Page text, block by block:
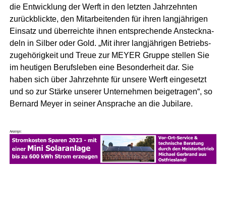
die Ent­wick­lung der Werft in den letz­ten Jahr­zehn­ten
zurück­blick­te, den Mit­ar­bei­ten­den für ihren lang­jäh­ri­gen
Ein­satz und über­reich­te ihnen ent­spre­chen­de Ansteck­na­
deln in Sil­ber oder Gold. „Mit ihrer lang­jäh­ri­gen Betriebs­
zu­ge­hö­rig­keit und Treue zur MEYER Grup­pe stel­len Sie
im heu­ti­gen Berufs­le­ben eine Beson­der­heit dar. Sie
haben sich über Jahr­zehn­te für unse­re Werft ein­ge­setzt
und so zur Stär­ke unse­rer Unter­neh­men bei­getra­gen“, so
Ber­nard Mey­er in sei­ner Anspra­che an die Jubilare.